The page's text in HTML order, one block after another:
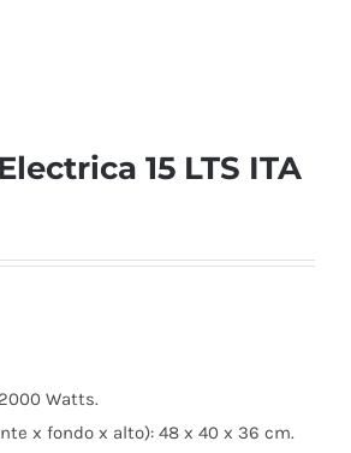
15 LTS ITA
Watts.
x fondo x alto): 48 x 40 x 36 cm.